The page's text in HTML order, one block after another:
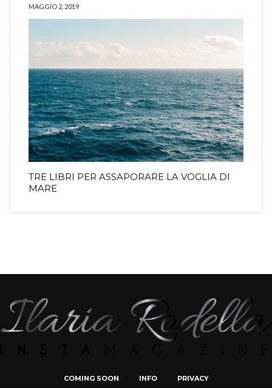
MAGGIO 2, 2019
TRE LIBRI PER ASSAPORARE LA VOGLIA DI
MARE
COMING SOON INFO PRIVACY